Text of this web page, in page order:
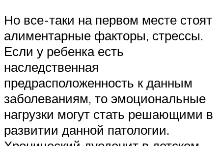
Но все-таки на первом месте стоят
алиментарные факторы, стрессы.
Если у ребенка есть
наследственная
предрасположенность к данным
заболеваниям, то эмоциональные
нагрузки могут стать решающими в
развитии данной патологии.